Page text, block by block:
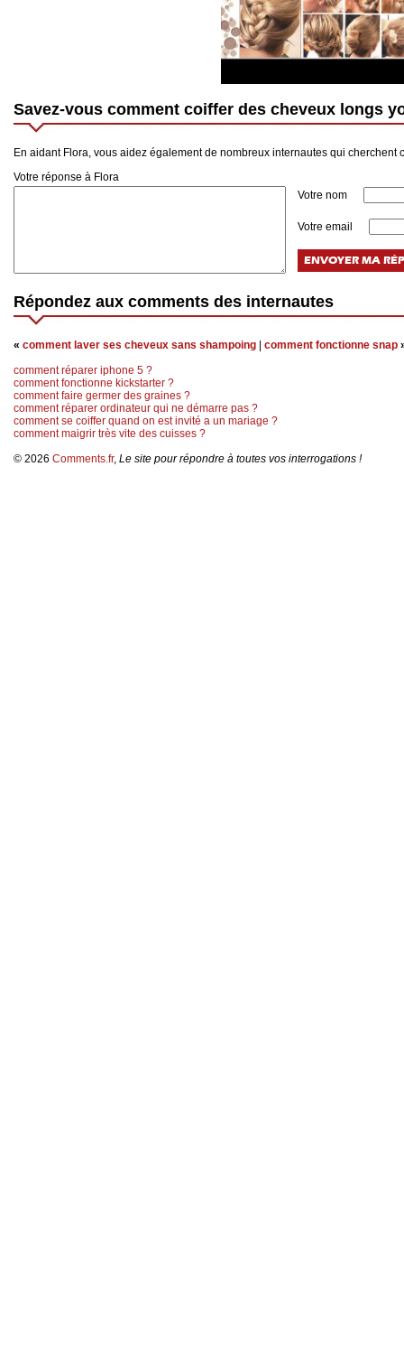
Savez-vous comment coiffer des cheveux longs
En aidant Flora, vous aidez également de nombreux internautes qui cherchent
Votre réponse à Flora
Votre nom
Votre email
Répondez aux comments des internautes
« comment laver ses cheveux sans shampoing comment fonctionne snap
comment réparer iphone 5 ?
comment fonctionne kickstarter ?
comment faire germer des graines ?
comment réparer ordinateur qui ne démarre pas ?
comment se coiffer quand on est invité a un mariage ?
comment maigrir très vite des cuisses ?
© 2026 Comments.fr, Le site pour répondre à toutes vos interrogations !